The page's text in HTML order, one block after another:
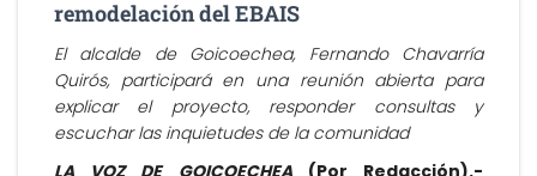
remodelación del EBAIS
El alcalde de Goicoechea, Fernando Chavarría
Quirós, participará en una reunión abierta para
explicar el proyecto, responder consultas y
escuchar las inquietudes de la comunidad
LA VOZ DE GOICOECHEA(Por Redacción).-